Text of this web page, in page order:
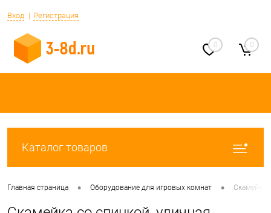
Вход Регистрация
0 0
Каталог товаров
Главная страница • Оборудование для игровых комнат • Скамейка